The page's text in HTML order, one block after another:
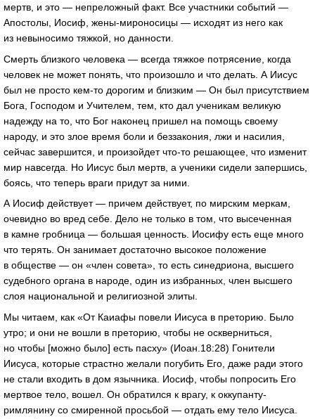
мертв, и это — непреложный факт. Все участники событий —
Апостолы, Иосиф, жены-мироносицы — исходят из него как
из невыносимо тяжкой, но данности.
Смерть близкого человека — всегда тяжкое потрясение, когда
человек не может понять, что произошло и что делать. А Иисус
был не просто кем-то дорогим и близким — Он был присутствием
Бога, Господом и Учителем, тем, кто дал ученикам великую
надежду на то, что Бог наконец пришел на помощь своему
народу, и это злое время боли и беззакония, лжи и насилия,
сейчас завершится, и произойдет что-то решающее, что изменит
мир навсегда. Но Иисус был мертв, а ученики сидели запершись,
боясь, что теперь враги придут за ними.
А Иосиф действует — причем действует, по мирским меркам,
очевидно во вред себе. Дело не только в том, что высеченная
в камне гробница — большая ценность. Иосифу есть еще много
что терять. Он занимает достаточно высокое положение
в обществе — он «член совета», то есть синедриона, высшего
судебного органа в народе, один из избранных, член высшего
слоя национальной и религиозной элиты.
Мы читаем, как «От Каиафы повели Иисуса в преторию. Было
утро; и они не вошли в преторию, чтобы не оскверниться,
но чтобы [можно было] есть пасху» (Иоан.18:28) Гонители
Иисуса, которые страстно желали погубить Его, даже ради этого
не стали входить в дом язычника. Иосиф, чтобы попросить Его
мертвое тело, вошел. Он обратился к врагу, к оккупанту-
римлянину со смиренной просьбой — отдать ему тело Иисуса.